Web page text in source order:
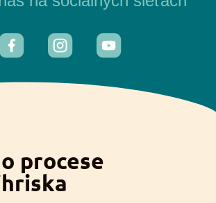
procese